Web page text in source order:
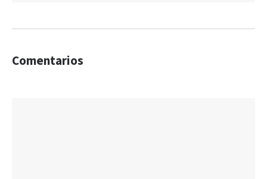
Comentarios